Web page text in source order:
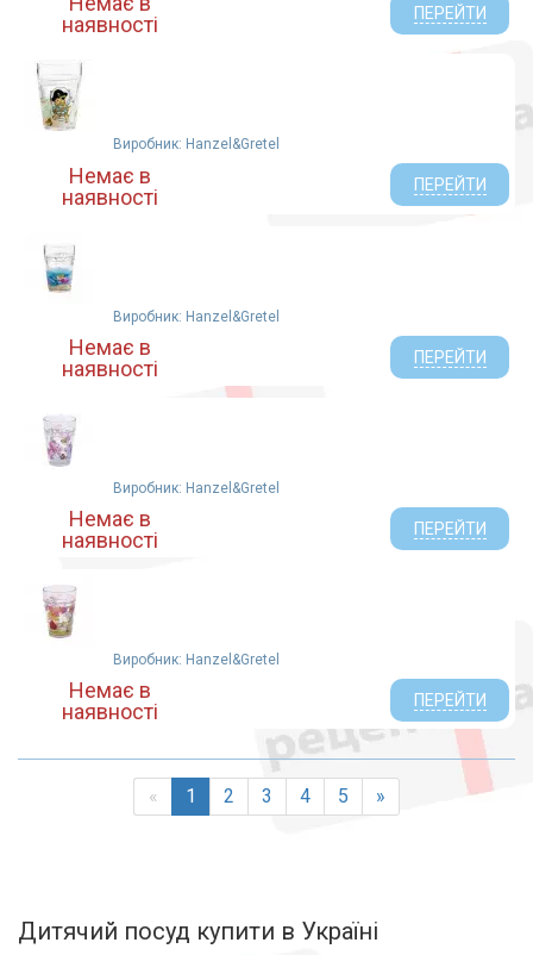
наявності
ПЕРЕЙТИ
Виробник: Hanzel&Gretel
Немає в
наявності
ПЕРЕЙТИ
Виробник: Hanzel&Gretel
Немає в
наявності
ПЕРЕЙТИ
Виробник: Hanzel&Gretel
Немає в
наявності
ПЕРЕЙТИ
Виробник: Hanzel&Gretel
Немає в
наявності
ПЕРЕЙТИ
« 1 2 3 4 5 »
Дитячий посуд купити в Україні